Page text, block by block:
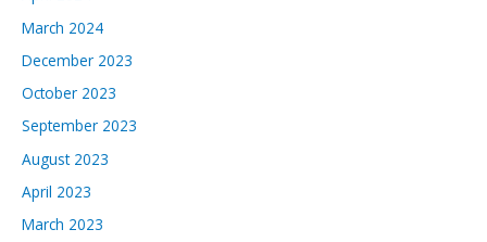
March 2024
December 2023
October 2023
September 2023
August 2023
April 2023
March 2023